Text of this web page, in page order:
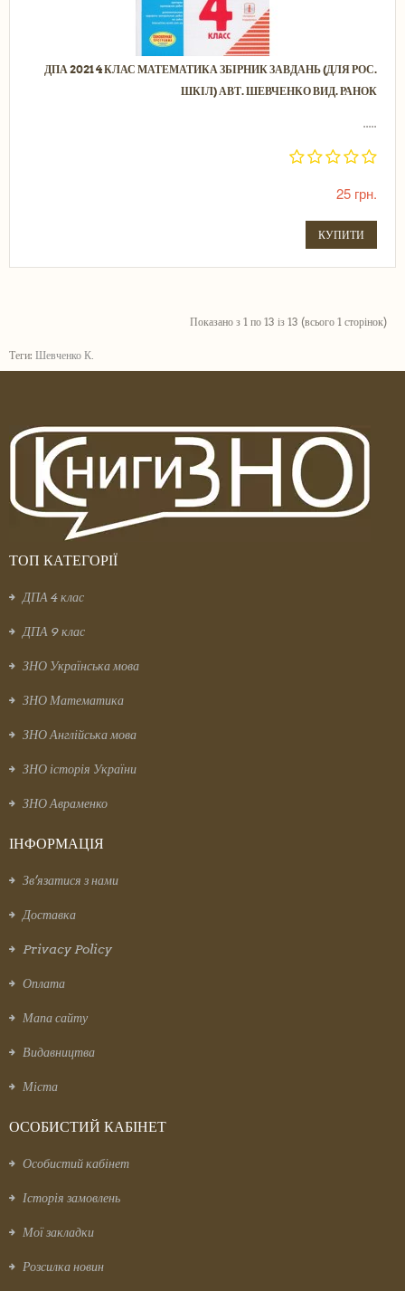
ДПА 2021 4 КЛАС МАТЕМАТИКА ЗБІРНИК ЗАВДАНЬ (ДЛЯ РОС.
ШКІЛ) АВТ. ШЕВЧЕНКО ВИД. РАНОК
.....
25 грн.
КУПИТИ
Показано з 1 по 13 із 13 (всього 1 сторінок)
Теги: Шевченко К.
ТОП КАТЕГОРІЇ
ДПА 4 клас
ДПА 9 клас
ЗНО Українська мова
ЗНО Математика
ЗНО Англійська мова
ЗНО історія України
ЗНО Авраменко
ІНФОРМАЦІЯ
Зв’язатися з нами
Доставка
Privacy Policy
Оплата
Мапа сайту
Видавництва
Міста
ОСОБИСТИЙ КАБІНЕТ
Особистий кабінет
Історія замовлень
Мої закладки
Розсилка новин